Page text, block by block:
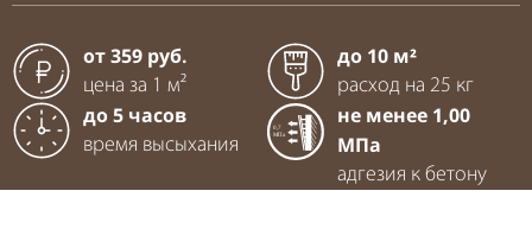
от 359 руб.
цена за 1 м²
до 10 м²
расход на 25 кг
до 5 часов
время высыхания
не менее 1,00
МПа
адгезия к бетону